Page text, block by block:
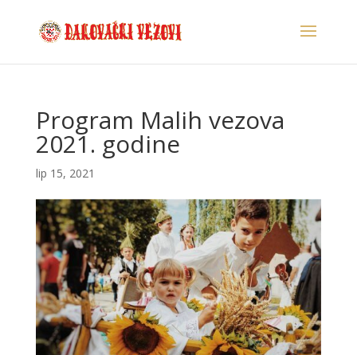
Program Malih vezova
2021. godine
lip 15, 2021